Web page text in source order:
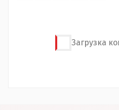
Загрузка